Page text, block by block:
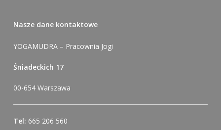
Nasze dane kontaktowe
YOGAMUDRA – Pracownia Jogi
Śniadeckich 17
00-654 Warszawa
Tel: 665 206 560